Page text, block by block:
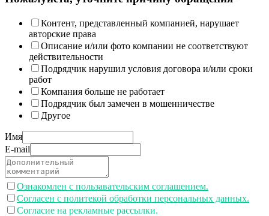
Контент, представленный компанией, нарушает
авторские права
Описание и/или фото компании не соответствуют
действительности
Подрядчик нарушил условия договора и/или сроки
работ
Компания больше не работает
Подрядчик был замечен в мошенничестве
Другое
Имя
E-mail
Ознакомлен с пользавательским соглашением.
Согласен с политекой обработки персональных данных.
Согласие на рекламные рассылки.